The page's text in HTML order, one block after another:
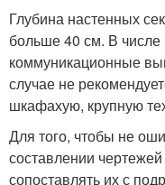
Глубина настенных
больше 40 см. В числе
коммуникационные
случае не
шкафахую, крупную
Для того, чтобы не
составлении
сопоставлять их с